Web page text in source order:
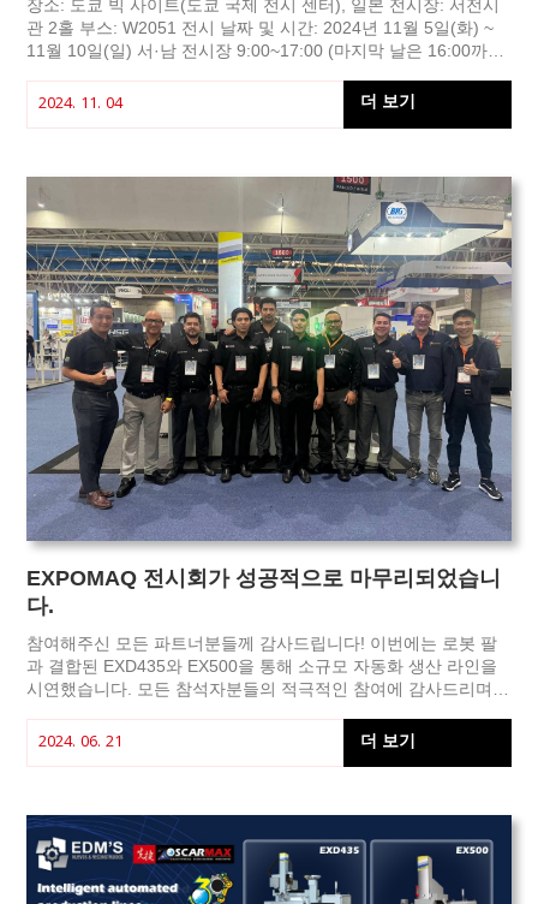
장소: 도쿄 빅 사이트(도쿄 국제 전시 센터), 일본 전시장: 서전시
관 2홀 부스: W2051 전시 날짜 및 시간: 2024년 11월 5일(화) ~
11월 10일(일) 서·남 전시장 9:00~17:00 (마지막 날은 16:00까지)
https://lnkd.in/gH4tGVq3
2024. 11. 04 더 보기
EXPOMAQ 전시회가 성공적으로 마무리되었습니
다.
참여해주신 모든 파트너분들께 감사드립니다! 이번에는 로봇 팔
과 결합된 EXD435와 EX500을 통해 소규모 자동화 생산 라인을
시연했습니다. 모든 참석자분들의 적극적인 참여에 감사드리며,
2024. 06. 21 더 보기